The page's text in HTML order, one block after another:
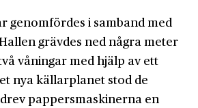
genomfördes i samband med
grävdes ned några meter
våningar med hjälp av ett
nya källarplanet stod de
pappersmaskinerna en